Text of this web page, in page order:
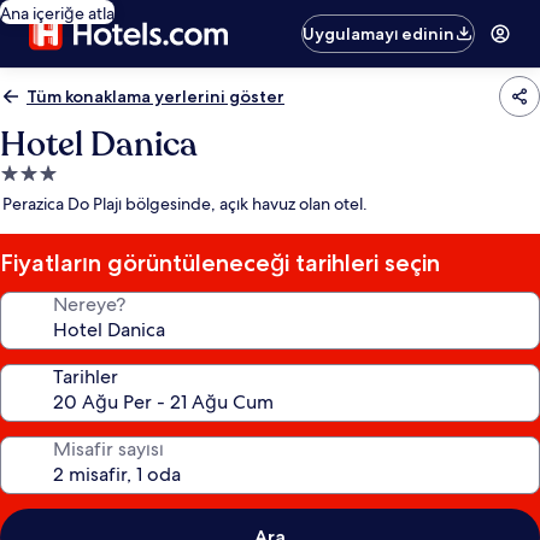
Ana içeriğe atla
Uygulamayı edinin
Tüm konaklama yerlerini göster
Hotel Danica
3.0
yıldızlı
yeri
Perazica Do Plajı bölgesinde, açık havuz olan otel.
Fiyatların görüntüleneceği tarihleri seçin
Nereye?
Tarihler
Misafir sayısı